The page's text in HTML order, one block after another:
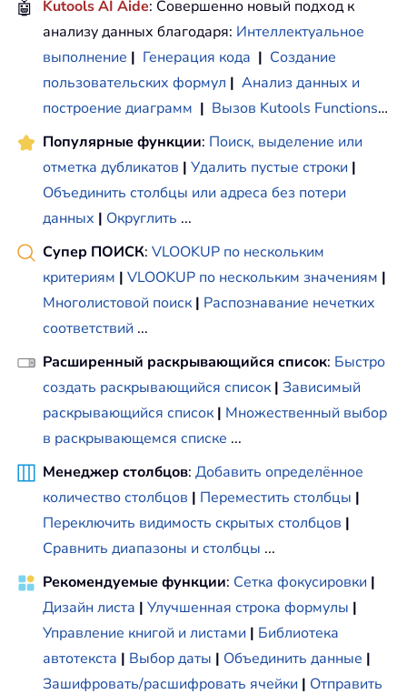
🤖 Kutools AI Aide: Совершенно новый подход к
анализу данных благодаря: Интеллектуальное
выполнение | Генерация кода | Создание
пользовательских формул | Анализ данных и
построение диаграмм | Вызов Kutools Functions…
Популярные функции: Поиск, выделение или
отметка дубликатов | Удалить пустые строки |
Объединить столбцы или адреса без потери
данных | Округлить ...
Супер ПОИСК: VLOOKUP по нескольким
критериям | VLOOKUP по нескольким значениям |
Многолистовой поиск | Распознавание нечетких
соответствий ...
Расширенный раскрывающийся список: Быстро
создать раскрывающийся список | Зависимый
раскрывающийся список | Множественный выбор
в раскрывающемся списке ...
Менеджер столбцов: Добавить определённое
количество столбцов | Переместить столбцы |
Переключить видимость скрытых столбцов |
Сравнить диапазоны и столбцы ...
Рекомендуемые функции: Сетка фокусировки |
Дизайн листа | Улучшенная строка формулы |
Управление книгой и листами | Библиотека
автотекста | Выбор даты | Объединить данные |
Зашифровать/расшифровать ячейки | Отправить